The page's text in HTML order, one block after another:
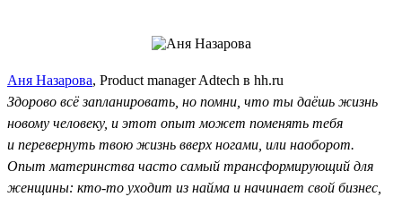
Аня Назарова, Product manager Adtech в hh.ru
Здорово всё запланировать, но помни, что ты даёшь жизнь
новому человеку, и этот опыт может поменять тебя
и перевернуть твою жизнь вверх ногами, или наоборот.
Опыт материнства часто самый трансформирующий для
женщины: кто-то уходит из найма и начинает свой бизнес,